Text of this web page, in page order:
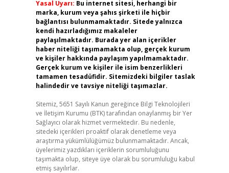
Yasal Uyarı: Bu internet sitesi, herhangi bir
marka, kurum veya şahıs şirketi ile hiçbir
bağlantısı bulunmamaktadır. Sitede yalnızca
kendi hazırladığımız makaleler
paylaşılmaktadır. Burada yer alan içerikler
haber niteliği taşımamakta olup, gerçek kurum
ve kişiler hakkında paylaşım yapılmamaktadır.
Gerçek kurum ve kişiler ile isim benzerlikleri
tamamen tesadüfidir. Sitemizdeki bilgiler taslak
halindedir ve tavsiye niteliği taşımazlar.
Sitemiz, 5651 Sayılı Kanun gereğince Bilgi Teknolojileri
ve İletişim Kurumu (BTK) tarafından onaylanmış bir Yer
Sağlayıcı olarak hizmet vermektedir. Bu nedenle,
sitedeki içerikleri proaktif olarak denetleme veya
araştırma yükümlülüğümüz bulunmamaktadır. Ancak,
üyelerimiz yazdıkları içeriklerin sorumluluğunu
taşımakta olup, siteye üye olarak bu sorumluluğu kabul
etmiş sayılırlar.